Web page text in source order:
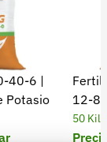
0 %
0 %
40-6 |
Potasio
12-
50